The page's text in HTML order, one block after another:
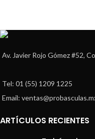
Av. Javier Rojo Gómez #52,
Tel: 01 (55) 1209 1225
Email:
ARTÍCULOS RECIENTES